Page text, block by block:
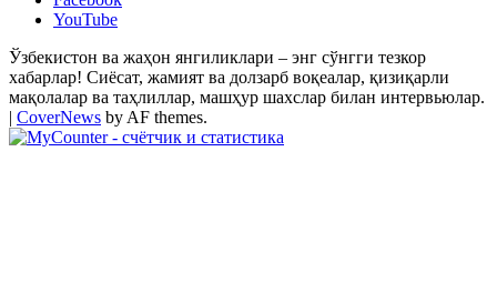
YouTube
Ўзбекистон ва жаҳон янгиликлари – энг сўнгги тезкор
хабарлар! Сиёсат, жамият ва долзарб воқеалар, қизиқарли
мақолалар ва таҳлиллар, машҳур шахслар билан интервьюлар.
| CoverNews by AF themes.